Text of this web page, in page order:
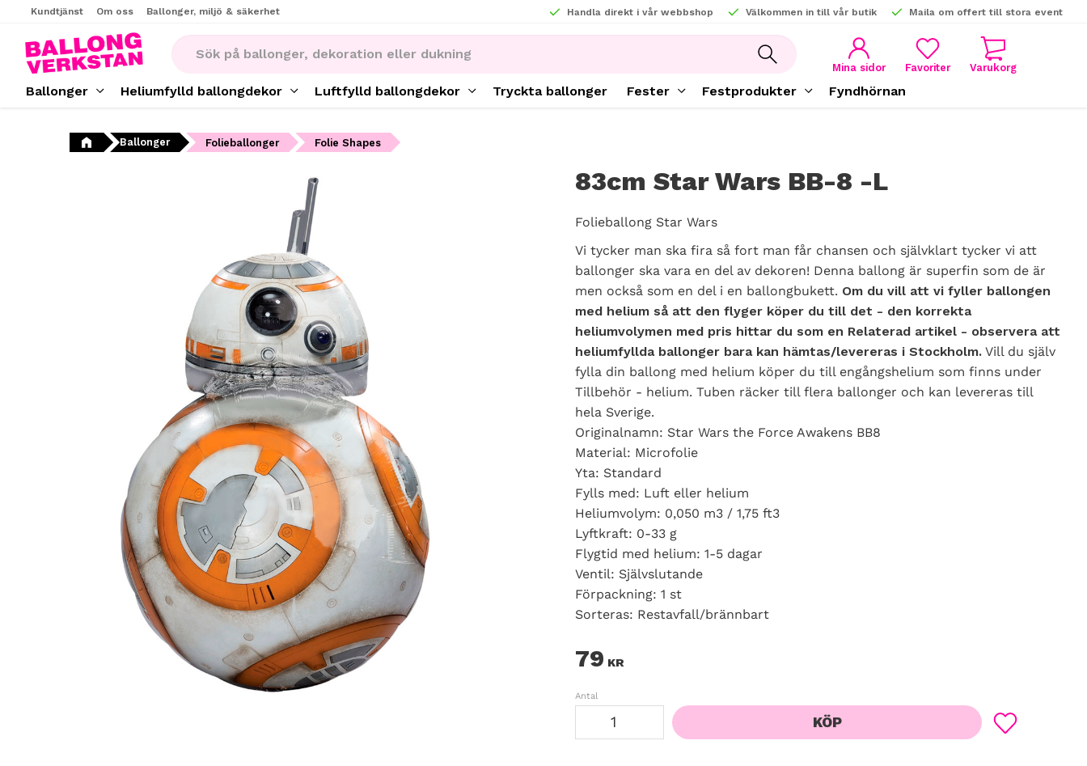
Kundtjänst Om oss Ballonger, miljö & säkerhet Handla direkt i vår webbshop Välkommen in till vår butik Maila om offert till stora event
Mina sidor
FAVORITER
KUNDVAGN
Ballonger Heliumfylld ballongdekor Luftfylld ballongdekor Tryckta ballonger Fester Festprodukter Fyndhörnan
Ballonger Folieballonger Folie Shapes
83cm Star Wars BB-8 -L
Folieballong Star Wars
Vi tycker man ska fira så fort man får chansen och självklart tycker vi att
ballonger ska vara en del av dekoren! Denna ballong är superfin som de är
men också som en del i en ballongbukett. Om du vill att vi fyller ballongen
med helium så att den flyger köper du till det - den korrekta
heliumvolymen med pris hittar du som en Relaterad artikel - observera att
heliumfyllda ballonger bara kan hämtas/levereras i Stockholm.Vill du själv
fylla din ballong med helium köper du till engångshelium som finns under
Tillbehör - helium. Tuben räcker till flera ballonger och kan levereras till
hela Sverige.
Originalnamn: Star Wars the Force Awakens BB8
Material: Microfolie
Yta: Standard
Fylls med: Luft eller helium
Heliumvolym: 0,050 m3 / 1,75 ft3
Lyftkraft: 0-33 g
Flygtid med helium: 1-5 dagar
Ventil: Självslutande
Förpackning: 1 st
Sorteras: Restavfall/brännbart
79 KR
Antal
KÖP
Lägg till i